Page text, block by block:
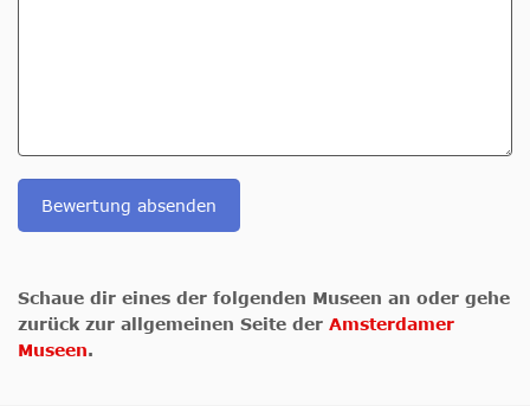
Bewertung absenden
Schaue dir eines der folgenden Museen an oder gehe
zurück zur allgemeinen Seite der Amsterdamer
Museen.